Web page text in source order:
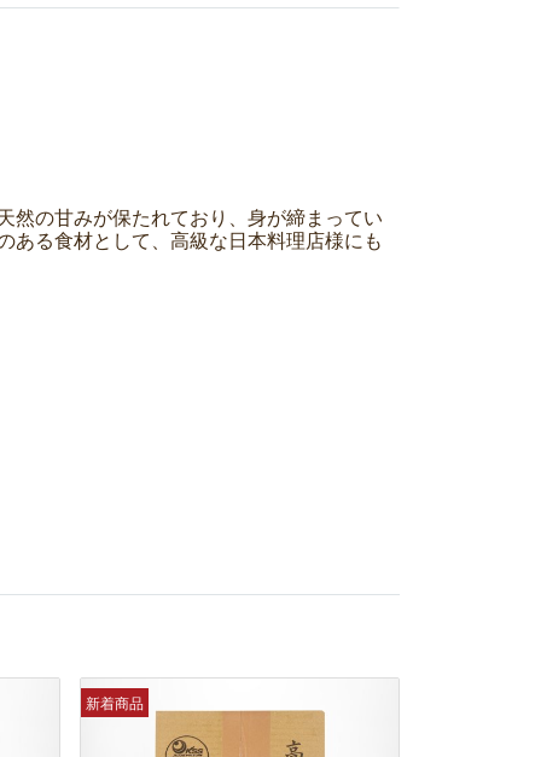
然の甘みが保たれており、身が締まってい
ある食材として、高級な日本料理店様にも
新着商品